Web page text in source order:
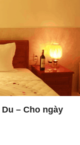
– Cho ngày